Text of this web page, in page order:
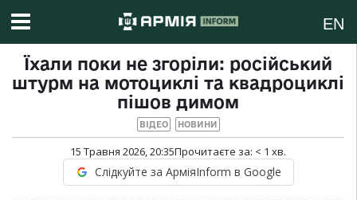
EN
Їхали поки не згоріли: російський
штурм на мотоциклі та квадроциклі
пішов димом
ВІДЕО НОВИНИ
15 Травня 2026, 20:35Прочитаєте за: < 1 хв.
Слідкуйте за АрміяInform в Google